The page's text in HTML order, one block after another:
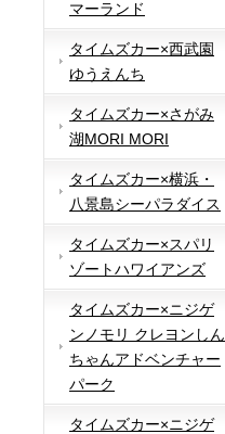
マーランド
タイムズカー×西武園
ゆうえんち
タイムズカー×さがみ
湖MORI MORI
タイムズカー×横浜・
八景島シーパラダイス
タイムズカー×スパリ
ゾートハワイアンズ
タイムズカー×ニジゲ
ンノモリ クレヨンしん
ちゃんアドベンチャー
パーク
タイムズカー×ニジゲ